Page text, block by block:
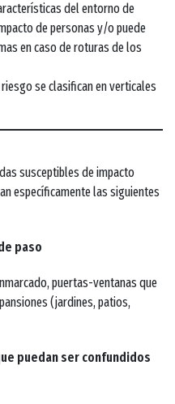
del entorno de
de personas y/o puede
en caso de roturas de los
se clasifican en verticales
susceptibles de impacto
específicamente las siguientes
paso
puertas-ventanas que
(jardines, patios,
puedan ser confundidos